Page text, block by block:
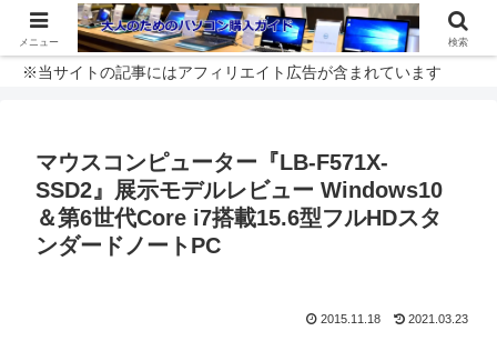
※当サイトの記事にはアフィリエイト広告が含まれています
マウスコンピューター『LB-F571X-
SSD2』展示モデルレビュー Windows10
＆第6世代Core i7搭載15.6型フルHDスタ
ンダードノートPC
2015.11.18 2021.03.23
メニュー 検索